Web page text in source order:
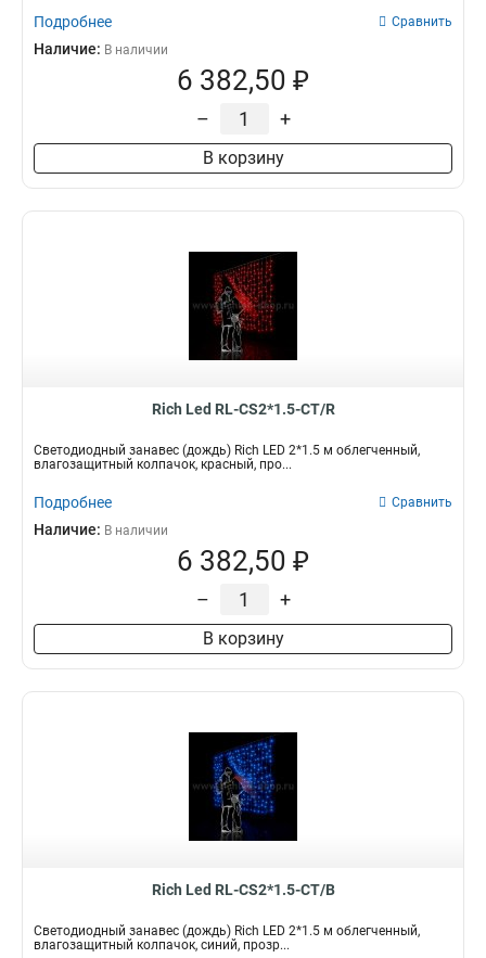
Подробнее Сравнить
Наличие: В наличии
6 382,50 ₽
– +
В корзину
Rich Led RL-CS2*1.5-CT/R
Светодиодный занавес (дождь) Rich LED 2*1.5 м облегченный,
влагозащитный колпачок, красный, про...
Подробнее Сравнить
Наличие: В наличии
6 382,50 ₽
– +
В корзину
Rich Led RL-CS2*1.5-CT/B
Светодиодный занавес (дождь) Rich LED 2*1.5 м облегченный,
влагозащитный колпачок, синий, прозр...